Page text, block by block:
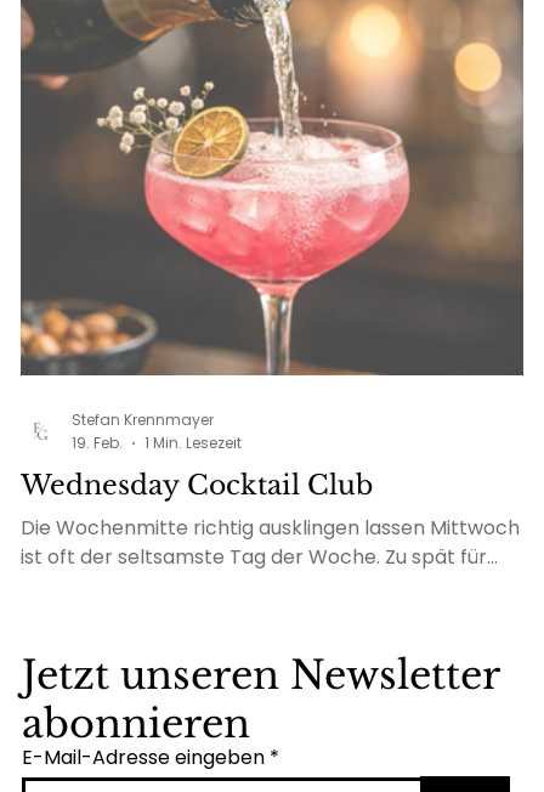
Dining Room ist ab sofort buchbar und bietet den
idealen Ort für alle, die ungestört genießen
möchten. Abgeschieden vom Restaurantgeschehen
erlebt ihr unsere Speisekarte in privater
Atmosphäre , ganz ohne Ablenkung. Der Raum ist
ausgestattet mit TV und Musikanlage . Ein eigener
Kühlschrank , gefüllt mit Wasser, Bier und
ausgewählten Weinen, steht euc
Wednesday Cocktail Club
Die Wochenmitte richtig ausklingen lassen Mittwoch
ist oft der seltsamste Tag der Woche. Zu spät für
genießen – ohne Dresscode , ohne Verpflichtungen,
ohne Eile. Gedimmtes Licht, gute Musik und die
besten Cocktails der Stadt schaffen den Rahmen
für einen Abend, der sich leicht anfühlt und lange
Stefan Krennmayer
19. Feb.
1 Min. Lesezeit
Jetzt unseren Newsletter
abonnieren
E-Mail-Adresse eingeben